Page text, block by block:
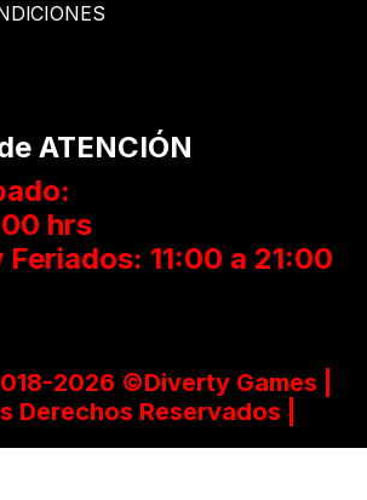
ATENCIÓN
hrs
11:00 a 21:00
2026 ©Diverty Games |
Derechos Reservados |